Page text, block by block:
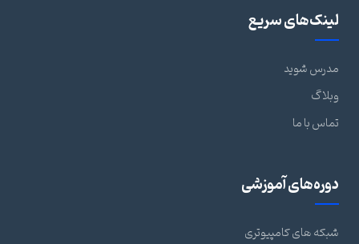
سریع
شوید
با ما
آموزشی
های کامپیوتری